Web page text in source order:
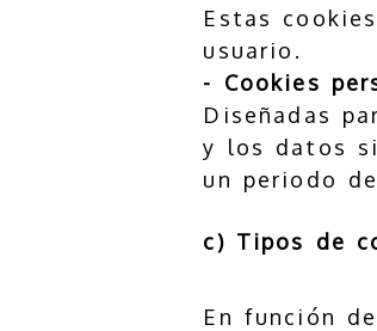
Estas
usuario.
- Cookies
Diseñadas
y los datos
un periodo
c) Tipos de
En función